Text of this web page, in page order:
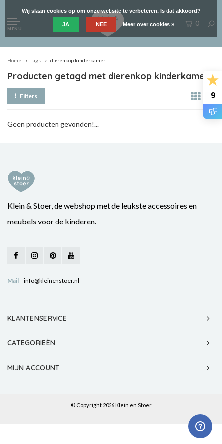
9
MENU
0
Home Tags dierenkop kinderkamer
Producten getagd met dierenkop kinderkamer
Filters
Geen producten gevonden!...
Klein & Stoer, de webshop met de leukste accessoires en
meubels voor de kinderen.
Mail info@kleinenstoer.nl
KLANTENSERVICE
CATEGORIEËN
MIJN ACCOUNT
© Copyright 2026 Klein en Stoer
Wij slaan cookies op om onze website te verbeteren. Is dat akkoord?
JA NEE Meer over cookies »